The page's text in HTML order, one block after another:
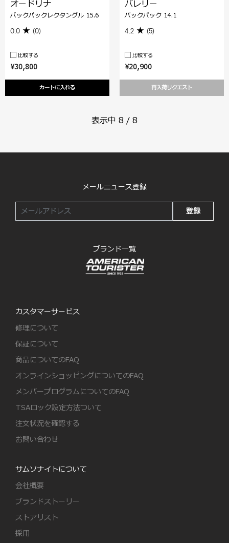
¥30,800
カートに入れる
オードリナ
バックパックレクタングル 15.6
0.0 (0)
比較する
¥20,900
再入荷リクエスト
バレリー
バックパック 14.1
4.2 (5)
比較する
表示中 8 / 8
メールニュース登録
登録
ブランド一覧
カスタマーサービス
修理について
保証について
商品についてのFAQ
オンラインショッピングについてのFAQ
メンバープログラムについてのFAQ
TSAロック設定方法ついて
注文状況を確認する
お問い合わせ
サムソナイトについて
会社概要
ブランドストーリー
ストアリスト
採用